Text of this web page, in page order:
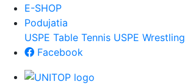
E-SHOP
Podujatia
USPE Table Tennis USPE Wrestling
Facebook